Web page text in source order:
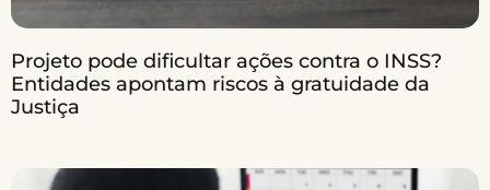
Projeto pode dificultar ações contra o INSS?
Entidades apontam riscos à gratuidade da
Justiça